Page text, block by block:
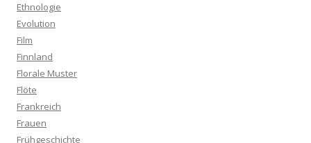
Ethnologie
Evolution
Film
Finnland
Florale Muster
Flöte
Frankreich
Frauen
Frühgeschichte